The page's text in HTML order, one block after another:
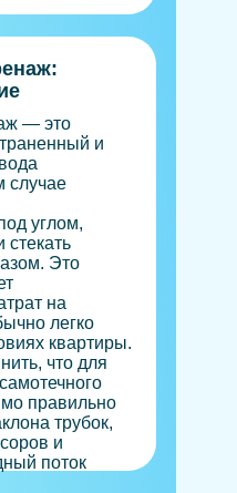
— это
и
случае
углом,
стекать
Это
на
легко
квартиры.
что для
правильно
трубок,
и
поток